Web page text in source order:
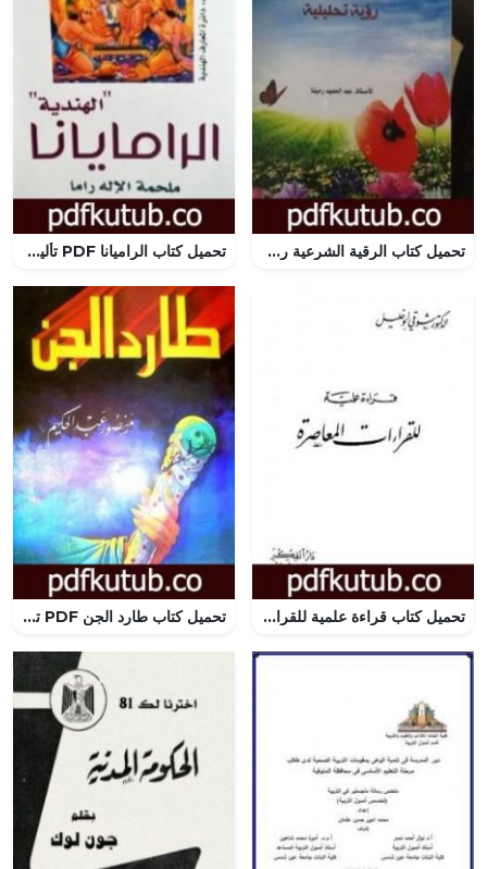
تحميل كتاب الرقية الشرعية رؤية تحليلية PDF تأليف عبد الحميد رميته مجانا [كامل] تحميل كتاب الراميانا PDF تأليف فالميكي مجانا [كامل]
تحميل كتاب قراءة علمية للقراءات المعاصرة PDF تأليف شوقي أبو خليل مجانا [كامل] تحميل كتاب طارد الجن PDF تأليف منصور عبد الحكيم مجانا [كامل]